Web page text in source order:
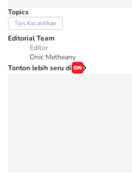
Topics
Tips Kecantikan
Editorial Team
Editor
Onic Metheany
Tonton lebih seru di